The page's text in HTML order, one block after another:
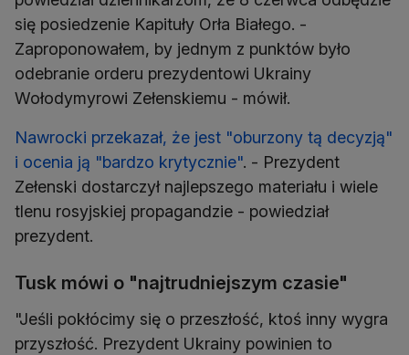
się posiedzenie Kapituły Orła Białego. -
Zaproponowałem, by jednym z punktów było
odebranie orderu prezydentowi Ukrainy
Wołodymyrowi Zełenskiemu - mówił.
Nawrocki przekazał, że jest "oburzony tą decyzją"
i ocenia ją "bardzo krytycznie". - Prezydent
Zełenski dostarczył najlepszego materiału i wiele
tlenu rosyjskiej propagandzie - powiedział
prezydent.
Tusk mówi o "najtrudniejszym czasie"
"Jeśli pokłócimy się o przeszłość, ktoś inny wygra
przyszłość. Prezydent Ukrainy powinien to